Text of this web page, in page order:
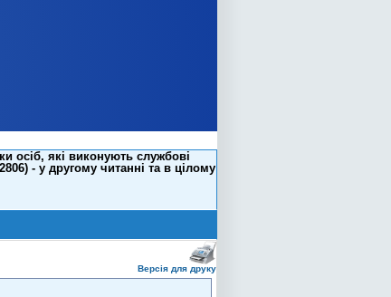
осіб, які виконують службові
- у другому читанні та в цілому
Версія для друку